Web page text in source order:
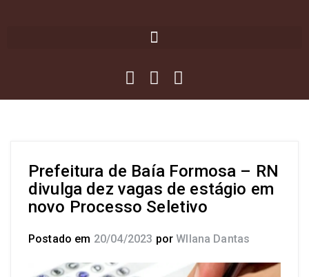
Prefeitura de Baía Formosa – RN
divulga dez vagas de estágio em
novo Processo Seletivo
Postado em 20/04/2023 por Wllana Dantas